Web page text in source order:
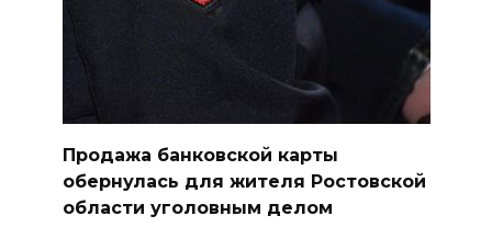
Продажа банковской карты
обернулась для жителя Ростовской
области уголовным делом